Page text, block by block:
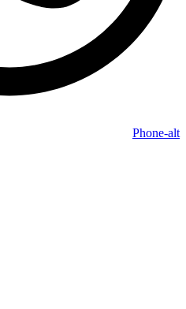
Phone-alt